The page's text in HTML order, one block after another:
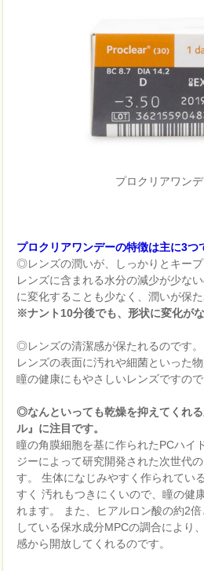
プロクリアワン
プロクリアワンデーの特徴は主に3つ
◎レンズの潤いが、しっかりとキープ
レンズに含まれる水分の減少が少な
に変化することも少なく、潤いが保た
※ナント10分後でも、形状に変化が
◎レンズの清潔感が保たれるのです。
レンズの表面に汚れや細菌といった
瞳の健康にもやさしいレンズですの
◎なんといっても乾燥を抑えてくれ
ル』に注目です。
瞳の角膜細胞を基に作られたPCハイ
ジーによって研究開発された次世代
す。 生体になじみやすく作られてい
すく 汚れもつきにくいので、瞳の健
れます。 また、ヒアルロン酸の約2
している保水成分MPCの調合により
感から開放してくれるのです。